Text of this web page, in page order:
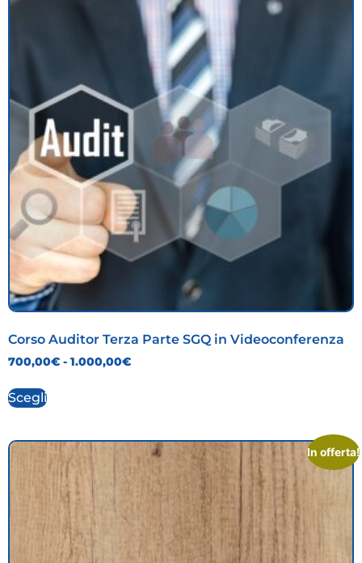
Corso Auditor Terza Parte SGQ in Videoconferenza
700,00€ - 1.000,00€
Scegli
In offerta!